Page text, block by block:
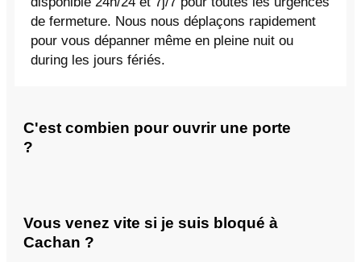
de fermeture. Nous nous déplaçons rapidement
pour vous dépanner même en pleine nuit ou
during les jours fériés.
C'est combien pour ouvrir une porte
?
Vous venez vite si je suis bloqué à
Cachan ?